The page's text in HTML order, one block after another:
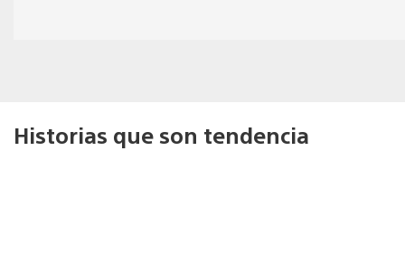
Historias que son tendencia